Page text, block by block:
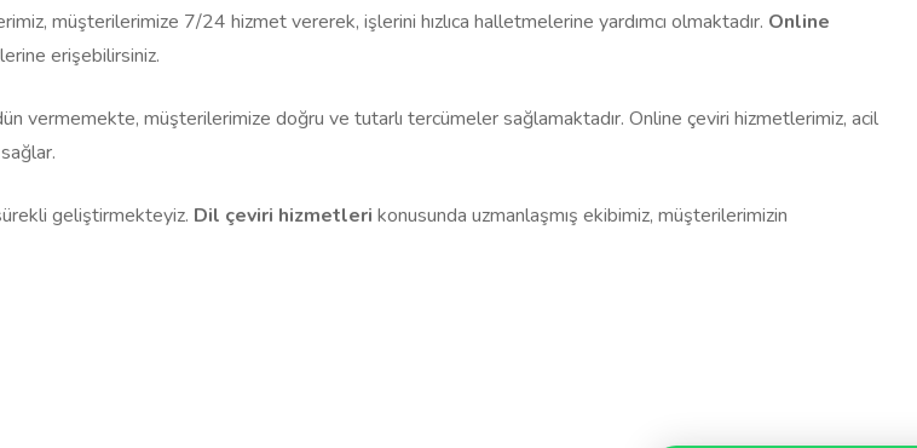
müşterilerimize 7/24 hizmet vererek, işlerini hızlıca halletmelerine yardımcı olmaktadır. Online
erişebilirsiniz.
vermemekte, müşterilerimize doğru ve tutarlı tercümeler sağlamaktadır. Online çeviri hizmetlerimiz, acil
geliştirmekteyiz. Dil çeviri hizmetleri konusunda uzmanlaşmış ekibimiz, müşterilerimizin